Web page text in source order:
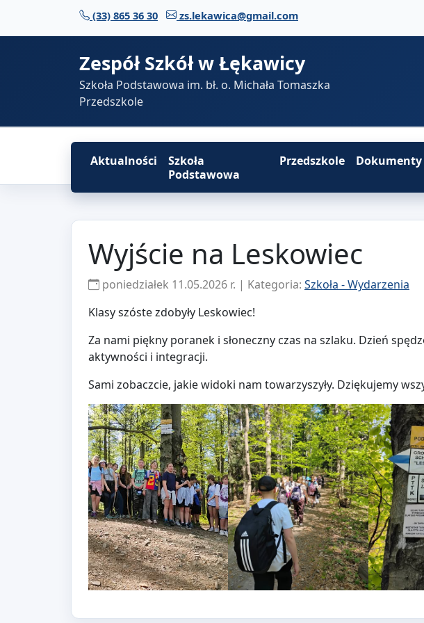
Przejdź do treści (33) 865 36 30 zs.lekawica@gmail.com
Zespół Szkół w Łękawicy
Szkoła Podstawowa im. bł. o. Michała Tomaszka
Przedszkole
Aktualności
Szkoła
Podstawowa
Przedszkole Dokumenty
Wyjście na Leskowiec
poniedziałek 11.05.2026 r. | Kategoria: Szkoła - Wydarzenia
Klasy szóste zdobyły Leskowiec!
Za nami piękny poranek i słoneczny czas na szlaku. Dzień
aktywności i integracji.
Sami zobaczcie, jakie widoki nam towarzyszyły. Dziękujemy